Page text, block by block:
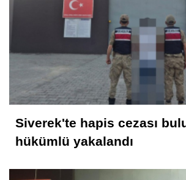
Siverek'te hapis cezası
hükümlü yakalandı